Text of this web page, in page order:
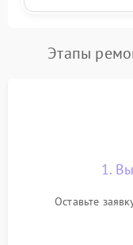
Этапы
1.
Оставьте